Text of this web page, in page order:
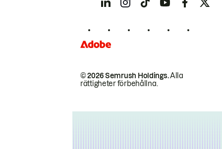
© 2026 Semrush Holdings.Alla
rättigheter förbehållna.